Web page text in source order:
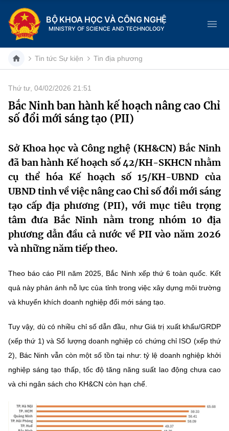
BỘ KHOA HỌC VÀ CÔNG NGHỆ
MINISTRY OF SCIENCE AND TECHNOLOGY
Danh mục
Trang chủ
Giới thiệu
Chức năng nhiệm vụ
Cơ cấu tổ chức
Lịch sử phát triển
Sở Khoa học và Công nghệ
Tin tức sự kiện
Khoa học và Công nghệ
Đổi mới sáng tạo
Chuyển đổi số
Bưu chính, Viễn thông
Sở hữu trí tuệ
Năng lượng nguyên tử
Tin tổng hợp
Dịch vụ công
Hệ thống văn bản
Văn bản QPPL
Lấy ý kiến người dân về dự thảo VBQPPL
MST IOFFICE
Khoa học và Công nghệ
Chuyển đổi số
Sở hữu trí tuệ
Tiêu chuẩn, đo lường, chất lượng
Multimedia
Khác
Videos
Infographic
Voice
Tin tức Sự kiện Tin địa phương
Thứ tư, 04/02/2026 21:51
Bắc Ninh ban hành kế hoạch nâng cao Chỉ
số đổi mới sáng tạo (PII)
Sở Khoa học và Công nghệ (KH&CN) Bắc Ninh
đã ban hành Kế hoạch số 42/KH-SKHCN nhằm
cụ thể hóa Kế hoạch số 15/KH-UBND của
UBND tỉnh về việc nâng cao Chỉ số đổi mới sáng
tạo cấp địa phương (PII), với mục tiêu trọng
tâm đưa Bắc Ninh nằm trong nhóm 10 địa
phương dẫn đầu cả nước về PII vào năm 2026
và những năm tiếp theo.
Theo báo cáo PII năm 2025, Bắc Ninh xếp thứ 6 toàn quốc. Kết
quả này phản ánh nỗ lực của tỉnh trong việc xây dựng môi trường
và khuyến khích doanh nghiệp đổi mới sáng tạo.
Tuy vậy, dù có nhiều chỉ số dẫn đầu, như Giá trị xuất khẩu/GRDP
(xếp thứ 1) và Số lượng doanh nghiệp có chứng chỉ ISO (xếp thứ
2), Bác Ninh vẫn còn một số tồn tại như: tỷ lệ doanh nghiệp khởi
nghiệp sáng tạo thấp, tốc độ tăng năng suất lao động chưa cao
và chi ngân sách cho KH&CN còn hạn chế.